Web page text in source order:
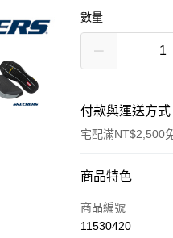
數量
付款與運送方式
宅配滿NT$2,500
付款方式
信用卡一次付款
商品特色
商品編號
11530420